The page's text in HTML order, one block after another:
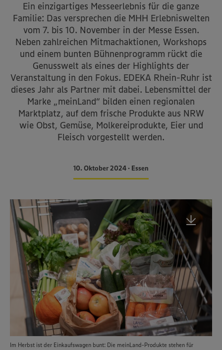
Ein einzigartiges Messeerlebnis für die ganze
Familie: Das versprechen die MHH Erlebniswelten
vom 7. bis 10. November in der Messe Essen.
Neben zahlreichen Mitmachaktionen, Workshops
und einem bunten Bühnenprogramm rückt die
Genusswelt als eines der Highlights der
Veranstaltung in den Fokus. EDEKA Rhein-Ruhr ist
dieses Jahr als Partner mit dabei. Lebensmittel der
Marke „meinLand“ bilden einen regionalen
Marktplatz, auf dem frische Produkte aus NRW
wie Obst, Gemüse, Molkereiprodukte, Eier und
Fleisch vorgestellt werden.
10. Oktober 2024 • Essen
Im Herbst ist der Einkaufswagen bunt: Die meinLand-Produkte stehen für